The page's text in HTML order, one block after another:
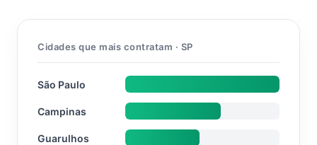
Cidades que mais contratam · SP
São Paulo
Campinas
Guarulhos